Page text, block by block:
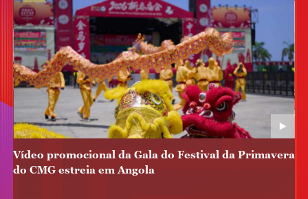
Vídeo promocional da Gala do Festival da Primavera
do CMG estreia em Angola